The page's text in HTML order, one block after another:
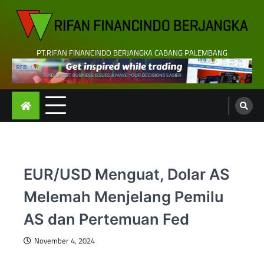
content
PT.RIFAN FINANCINDO BERJANGKA CABANG PALEMBANG
EUR/USD Menguat, Dolar AS
Melemah Menjelang Pemilu
AS dan Pertemuan Fed
November 4, 2024